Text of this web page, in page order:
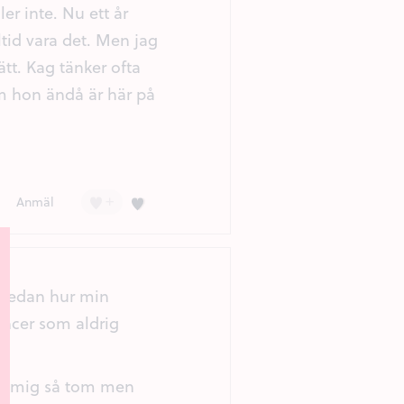
inte. Nu ett år
vara det. Men jag
Kag tänker ofta
hon ändå är här på
Anmäl Kärlek (3)
hur min
som aldrig
mig så tom men